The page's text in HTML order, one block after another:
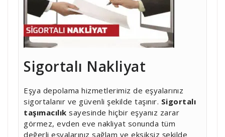
Sigortalı Nakliyat
Eşya depolama hizmetlerimiz de eşyalarınız
sigortalanır ve güvenli şekilde taşınır. Sigortalı
taşımacılık sayesinde hiçbir eşyanız zarar
görmez, evden eve nakliyat sonunda tüm
değerli eşyalarınız sağlam ve eksiksiz şekilde